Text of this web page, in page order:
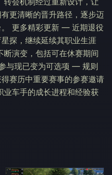
更清晰的晋升路径，逐步迈
更多精彩更新 — 近期退役
探，继续延续其职业生涯
演变，包括可在休赛期间
与现已变为可选项 — 规则
赛历中重要赛事的参赛邀请
车手的成长进程和经验获